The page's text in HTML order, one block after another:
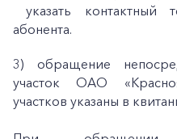
указать контактный
абонента.
3) обращение
участок ОАО
участков указаны в